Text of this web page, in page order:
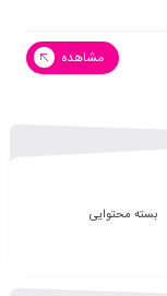
مشاهده
بسته محتوایی